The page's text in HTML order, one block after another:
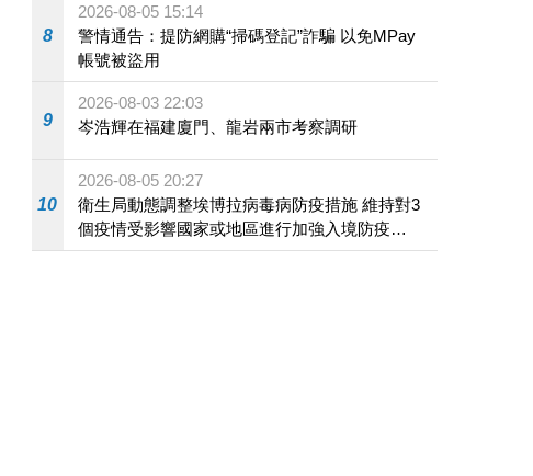
8
2026-08-05 15:14
警情通告：提防網購“掃碼登記”詐騙 以免MPay
帳號被盜用
9
2026-08-03 22:03
岑浩輝在福建廈門、龍岩兩市考察調研
10
2026-08-05 20:27
衛生局動態調整埃博拉病毒病防疫措施 維持對3
個疫情受影響國家或地區進行加強入境防疫措
施